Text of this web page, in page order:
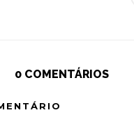
0 COMENTÁRIOS